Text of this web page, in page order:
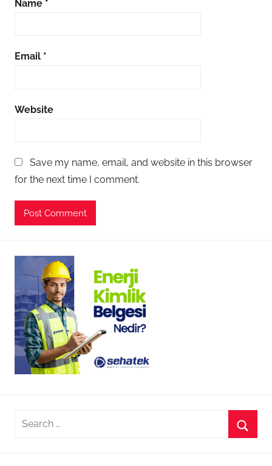
Name *
Email *
Website
Save my name, email, and website in this browser
for the next time I comment.
Search